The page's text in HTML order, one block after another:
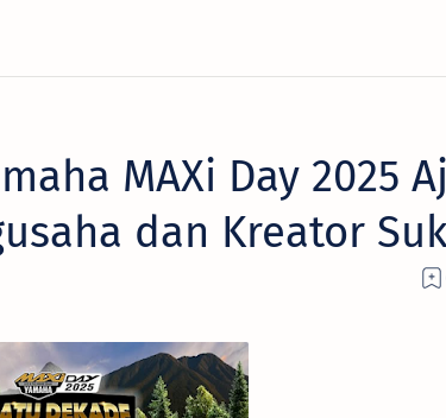
MAXi Day 2025
dan Kreator